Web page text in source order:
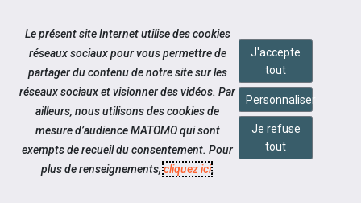
Aller au contenu
Notre actualité
UN MAINTIEN DANS L'EMPLOI
Le présent site Internet utilise des cookies
réseaux sociaux pour vous permettre de
partager du contenu de notre site sur les
réseaux sociaux et visionner des vidéos. Par
ailleurs, nous utilisons des cookies de
mesure d’audience MATOMO qui sont
exempts de recueil du consentement. Pour
plus de renseignements,cliquez ici.
J'accepte
tout
Personnaliser
Je refuse
tout